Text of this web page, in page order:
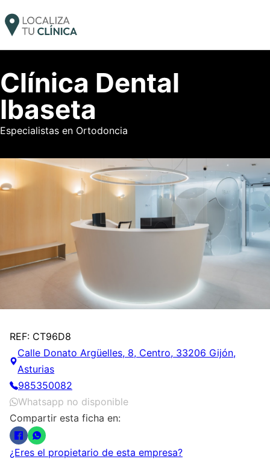
Clínica Dental
Ibaseta
Especialistas en Ortodoncia
REF: CT96D8
Calle Donato Argüelles, 8, Centro, 33206 Gijón,
Asturias
985350082
Whatsapp no disponible
Compartir esta ficha en:
¿Eres el propietario de esta empresa?